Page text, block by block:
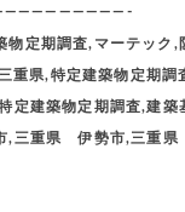
物定期調査,マーテッ
重県,特定建築物定期
定建築物定期調査,建
三重県 伊勢市,三重